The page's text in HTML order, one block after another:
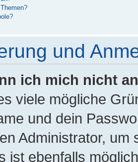
und
ich mich nicht
viele mögliche
und dein
Administrator,
ist ebenfalls